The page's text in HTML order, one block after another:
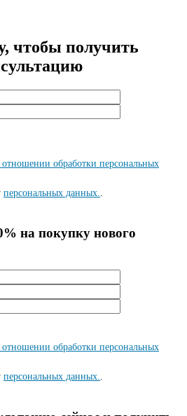
чтобы получить
обработки персональных
персональных данных.
на покупку нового
обработки персональных
персональных данных.